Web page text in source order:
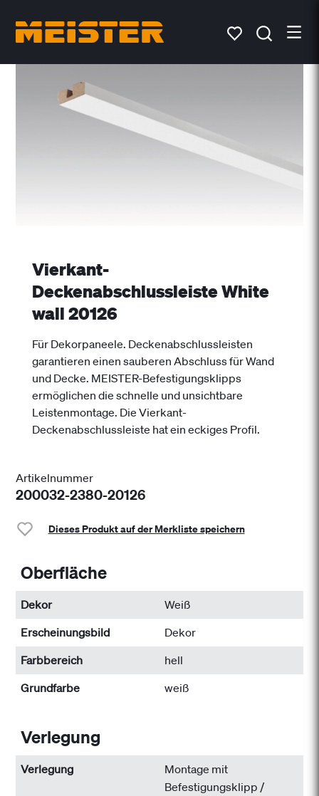
Vierkant-
Deckenabschlussleiste White
wall 20126
Für Dekorpaneele. Deckenabschlussleisten
garantieren einen sauberen Abschluss für Wand
und Decke. MEISTER-Befestigungsklipps
ermöglichen die schnelle und unsichtbare
Leistenmontage. Die Vierkant-
Deckenabschlussleiste hat ein eckiges Profil.
Artikelnummer
200032-2380-20126
Dieses Produkt auf der Merkliste speichern
Oberfläche
Dekor
Weiß
Erscheinungsbild
Dekor
Farbbereich
hell
Grundfarbe
weiß
Verlegung
Verlegung
Montage mit
Befestigungsklipp /